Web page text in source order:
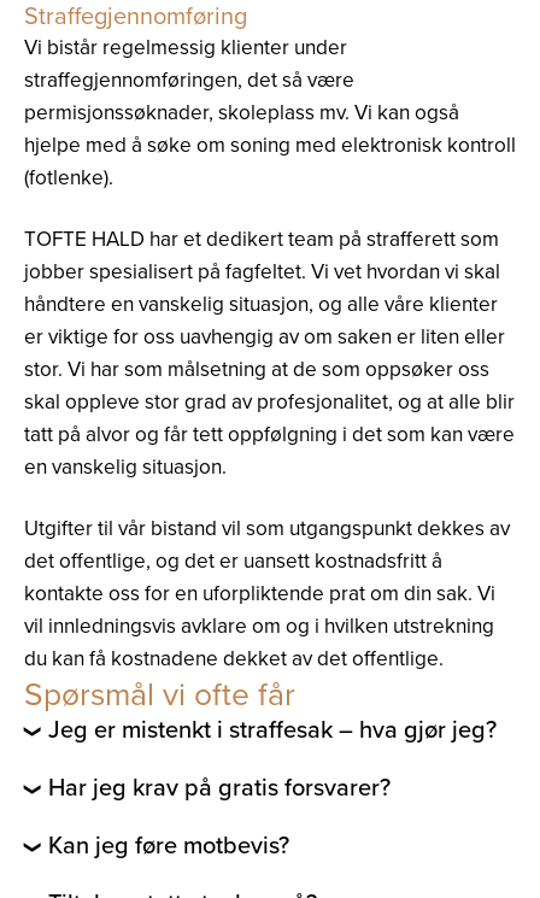
Straffegjennomføring
Vi bistår regelmessig klienter under
straffegjennomføringen, det så være
permisjonssøknader, skoleplass mv. Vi kan også
hjelpe med å søke om soning med elektronisk kontroll
(fotlenke).
TOFTE HALD har et dedikert team på strafferett som
jobber spesialisert på fagfeltet. Vi vet hvordan vi skal
håndtere en vanskelig situasjon, og alle våre klienter
er viktige for oss uavhengig av om saken er liten eller
stor. Vi har som målsetning at de som oppsøker oss
skal oppleve stor grad av profesjonalitet, og at alle blir
tatt på alvor og får tett oppfølgning i det som kan være
en vanskelig situasjon.
Utgifter til vår bistand vil som utgangspunkt dekkes av
det offentlige, og det er uansett kostnadsfritt å
kontakte oss for en uforpliktende prat om din sak. Vi
vil innledningsvis avklare om og i hvilken utstrekning
du kan få kostnadene dekket av det offentlige.
Spørsmål vi ofte får
Jeg er mistenkt i straffesak – hva gjør jeg?
Har jeg krav på gratis forsvarer?
Kan jeg føre motbevis?